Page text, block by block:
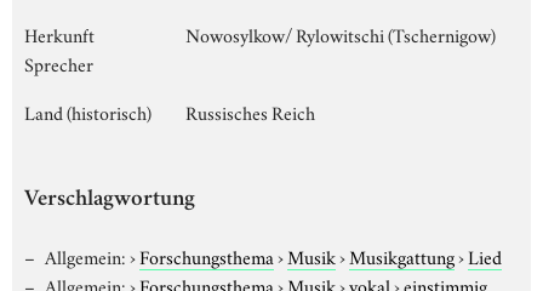
Herkunft
Sprecher
Nowosylkow/ Rylowitschi (Tschernigow)
Land (historisch) Russisches Reich
Verschlagwortung
Allgemein:›Forschungsthema›Musik›Musikgattung›Lied
Allgemein:›Forschungsthema›Musik›vokal›einstimmig